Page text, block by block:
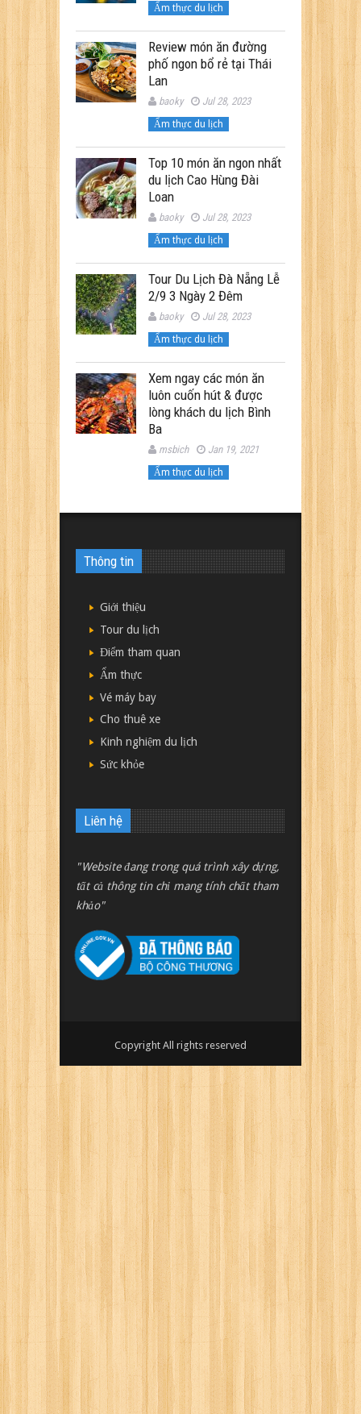
Ẩm thực du lịch
Review món ăn đường
phố ngon bổ rẻ tại Thái
Lan
baoky Jul 28, 2023
Ẩm thực du lịch
Top 10 món ăn ngon nhất
du lịch Cao Hùng Đài
Loan
baoky Jul 28, 2023
Ẩm thực du lịch
Tour Du Lịch Đà Nẵng Lễ
2/9 3 Ngày 2 Đêm
baoky Jul 28, 2023
Ẩm thực du lịch
Xem ngay các món ăn
luôn cuốn hút & được
lòng khách du lịch Bình
Ba
msbich Jan 19, 2021
Ẩm thực du lịch
Thông tin
Giới thiệu
Tour du lịch
Điểm tham quan
Ẩm thực
Vé máy bay
Cho thuê xe
Kinh nghiệm du lịch
Sức khỏe
Liên hệ
"Website đang trong quá trình xây dựng,
tất cả thông tin chỉ mang tính chất tham
khảo"
Copyright All rights reserved